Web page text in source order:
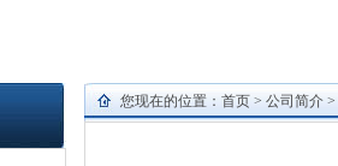
您现在的位置： 首页 > 公司简介 >